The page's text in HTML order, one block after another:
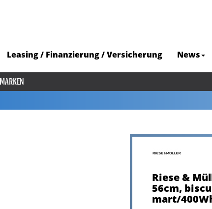
Leasing / Finanzierung / Versicherung News
MARKEN
Riese &
56cm,
mart/